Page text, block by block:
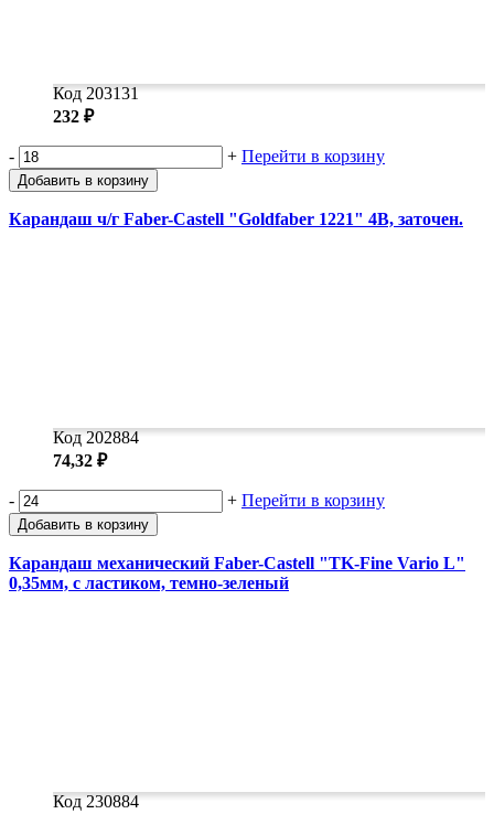
Код 203131
232 ₽
- + Перейти в корзину
Добавить в корзину
Карандаш ч/г Faber-Castell "Goldfaber 1221" 4B, заточен.
Код 202884
74,32 ₽
- + Перейти в корзину
Добавить в корзину
Карандаш механический Faber-Castell "TK-Fine Vario L"
0,35мм, с ластиком, темно-зеленый
Код 230884